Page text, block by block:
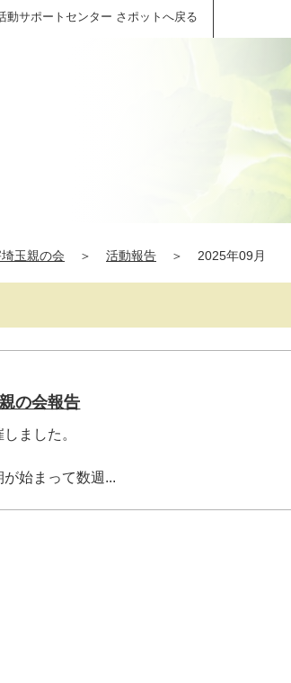
動サポートセンター さポットへ戻る
玉親の会 ＞ 活動報告 ＞ 2025年09月
の会報告
ました。
始まって数週...